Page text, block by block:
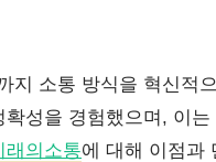
지 소통 방식을 혁신적
성을 경험했으며, 이
래의소통에 대해 이점과